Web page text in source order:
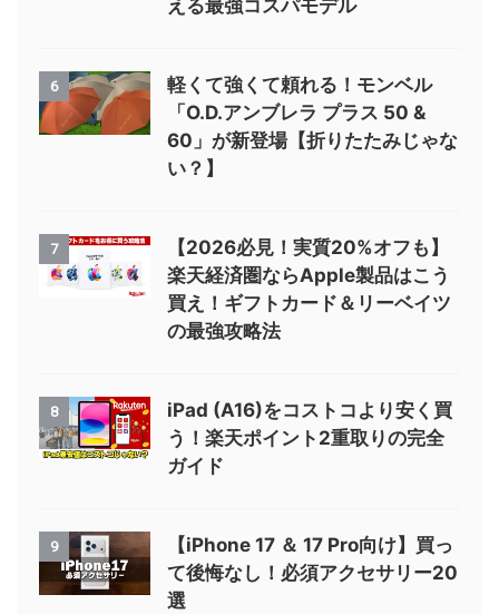
える最強コスパモデル
6
軽くて強くて頼れる！モンベル
「O.D.アンブレラ プラス 50 &
60」が新登場【折りたたみじゃな
い？】
7
【2026必見！実質20%オフも】
楽天経済圏ならApple製品はこう
買え！ギフトカード＆リーベイツ
の最強攻略法
8
iPad (A16)をコストコより安く買
う！楽天ポイント2重取りの完全
ガイド
9
【iPhone 17 ＆ 17 Pro向け】買っ
て後悔なし！必須アクセサリー20
選